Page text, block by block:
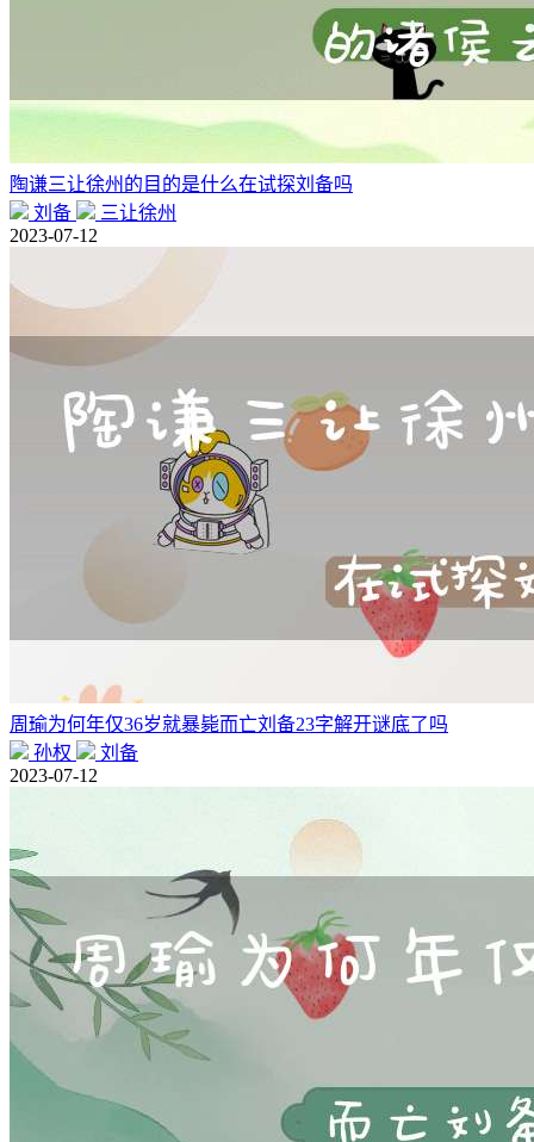
陶谦三让徐州的目的是什么在试探刘备吗
刘备
三让徐州
2023-07-12
周瑜为何年仅36岁就暴毙而亡刘备23字解开谜底了吗
孙权
刘备
2023-07-12